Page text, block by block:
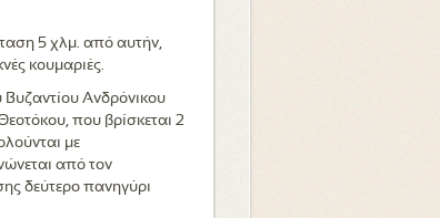
5 χλμ. από αυτήν,
κουμαριές.
Ανδρόνικου
που βρίσκεται 2
με
από τον
δεύτερο πανηγύρι